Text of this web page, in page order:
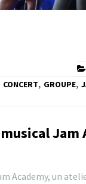
CONCERT, GROUPE,
Jam
Academy, un